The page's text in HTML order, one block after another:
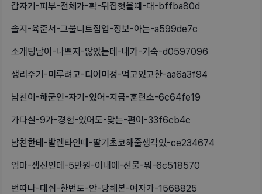
갑자기-피부-전체가-확-뒤집혓을때-대-bffba80d
솔지-육준서-그물니트집업-정보-아는-a599de7c
소개팅남이-나쁘지-않았는데-내가-기숙-d0597096
생리주기-미루려고-디어미정-먹고있고한-aa6a3f94
남친이-해군인-자기-있어-지금-훈련소-6c64fe19
가다실-9가-경험-있어도-맞는-편이-33f6cb4c
남친한테-발렌타인때-딸기초코해줄생각있-ce234674
엄마-생신인데-5만원-이내에-선물-뭐-6c518570
번따나-대쉬-한번도-안-당해본-여자가-1568825